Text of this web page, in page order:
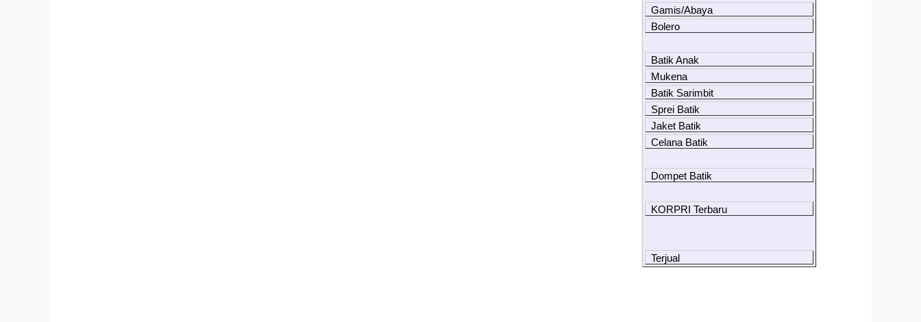
Gamis/Abaya
Bolero
Batik Anak
Mukena
Batik Sarimbit
Sprei Batik
Jaket Batik
Celana Batik
Dompet Batik
KORPRI Terbaru
Terjual